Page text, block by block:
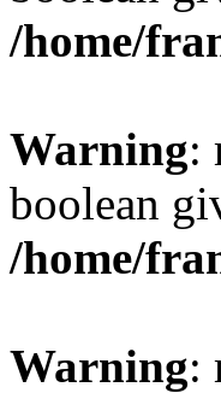
/home/
Warning:
boolean
/home/
Warning: